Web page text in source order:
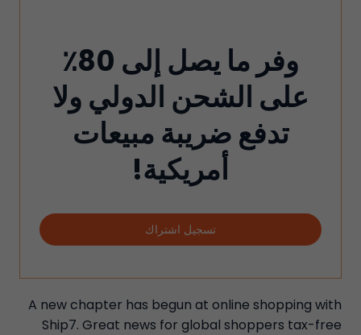
وفر ما يصل إلى 80٪
على الشحن الدولي ولا
تدفع ضريبة مبيعات
أمريكية!
تسجيل اشتراك
A new chapter has begun at online shopping with
Ship7. Great news for global shoppers tax-free